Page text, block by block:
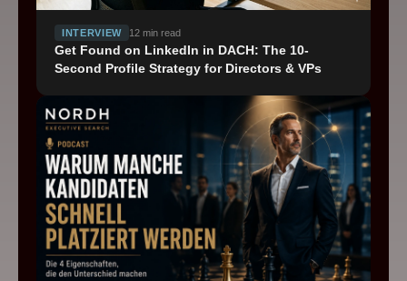
INTERVIEW 12min read
Get Found on LinkedIn in DACH: The 10-
Second Profile Strategy for Directors & VPs